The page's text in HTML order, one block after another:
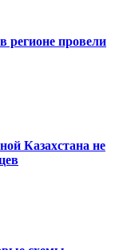
регионе провели
Казахстана не